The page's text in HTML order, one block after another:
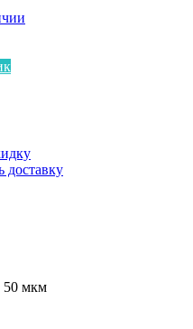
доставку
50 мкм